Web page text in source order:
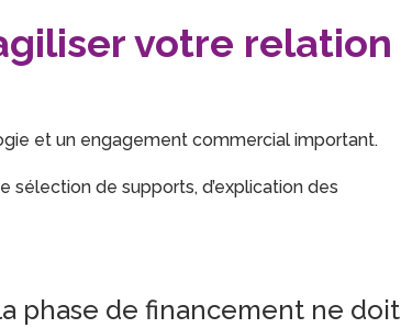
votre relation
et un engagement commercial important.
sélection de supports, d’explication des
phase de financement ne doit